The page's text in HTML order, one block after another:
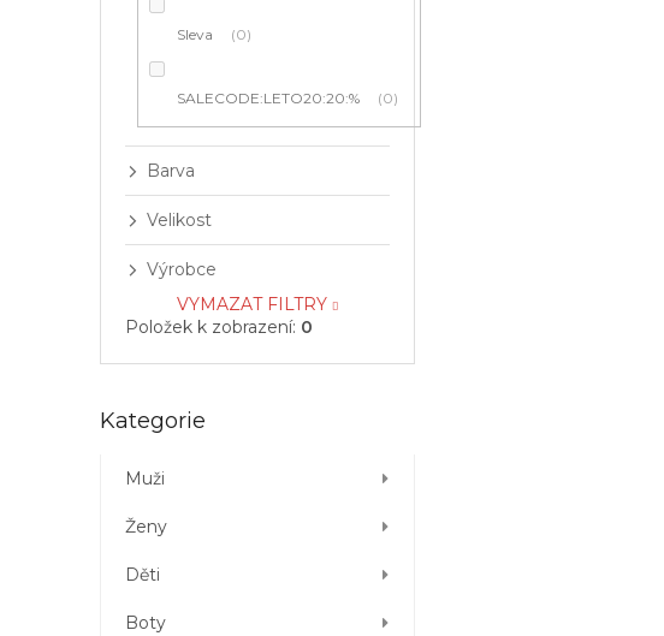
Sleva 0
SALECODE:LETO20:20:% 0
Barva
Velikost
Výrobce
VYMAZAT FILTRY
Položek k zobrazení: 0
Přeskočit
Kategorie
Muži
Ženy
Děti
Boty